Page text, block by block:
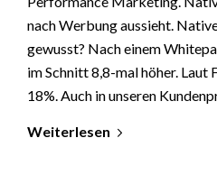
nach Werbung aussieht.
gewusst? Nach einem
im Schnitt 8,8-mal höher.
18%. Auch in unseren
Weiterlesen